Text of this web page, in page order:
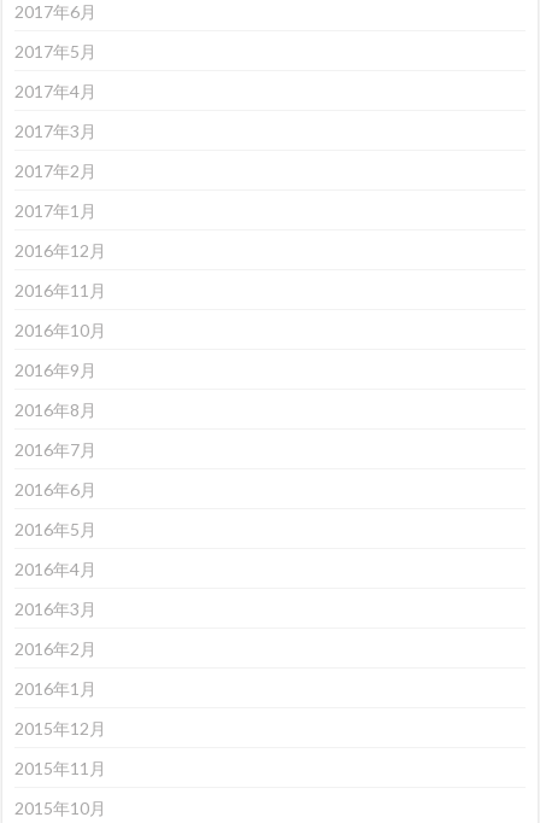
2017年6月
2017年5月
2017年4月
2017年3月
2017年2月
2017年1月
2016年12月
2016年11月
2016年10月
2016年9月
2016年8月
2016年7月
2016年6月
2016年5月
2016年4月
2016年3月
2016年2月
2016年1月
2015年12月
2015年11月
2015年10月